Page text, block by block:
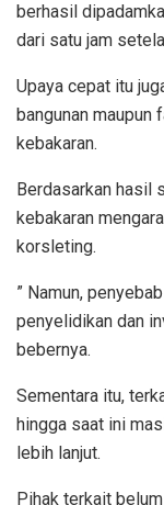
berhasil
dari satu jam
Upaya cepat itu
bangunan
kebakaran.
Berdasarkan hasil
kebakaran
korsleting.
” Namun,
penyelidikan dan
bebernya.
Sementara itu,
hingga saat ini
lebih lanjut.
Pihak terkait